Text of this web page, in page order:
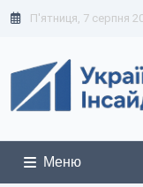
П'ятниця, 7 серпня
Меню